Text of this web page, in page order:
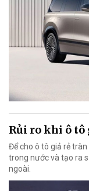
Rủi ro khi ô tô
Để cho ô tô giả rẻ
trong nước và tạo ra
ngoài.